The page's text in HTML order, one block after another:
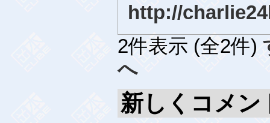
http://
2件表示 (全2件)
へ
新しくコメン